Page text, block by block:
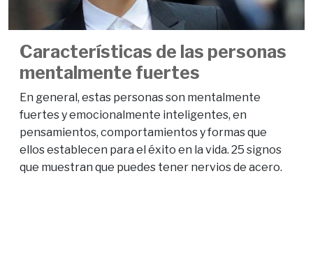
Características de las personas
mentalmente fuertes
En general, estas personas son mentalmente
fuertes y emocionalmente inteligentes, en
pensamientos, comportamientos y formas que
ellos establecen para el éxito en la vida. 25 signos
que muestran que puedes tener nervios de acero.